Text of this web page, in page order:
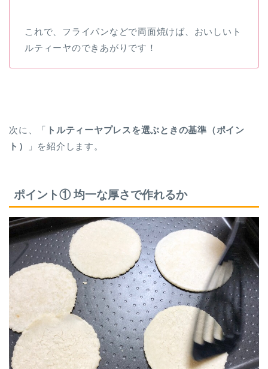
これで、フライパンなどで両面焼けば、おいしいト
ルティーヤのできあがりです！
次に、「 トルティーヤプレスを選ぶときの基準（ポイン
ト）
」を紹介します。
ポイント① 均一な厚さで作れるか